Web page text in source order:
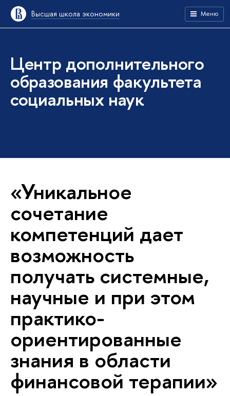
Высшая школа экономики Меню
Центр дополнительного
образования факультета
социальных наук
«Уникальное
сочетание
компетенций дает
возможность
получать системные,
научные и при этом
практико-
ориентированные
знания в области
финансовой терапии»